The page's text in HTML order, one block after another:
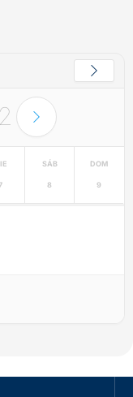
2
7
SÁB
8
DOM
9